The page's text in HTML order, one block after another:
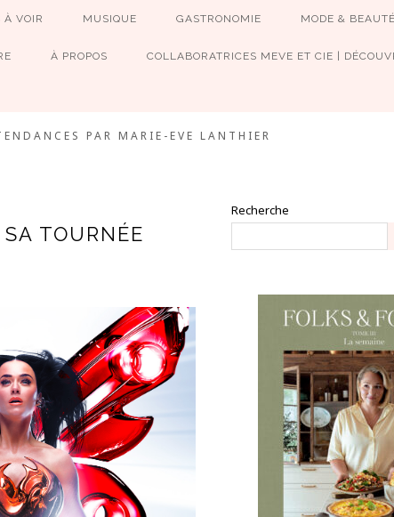
À VOIR MUSIQUE GASTRONOMIE MODE & BEAUTÉ
À PROPOS COLLABORATRICES MEVE ET CIE |
PAR MARIE-EVE LANTHIER
TOURNÉE
Recherche